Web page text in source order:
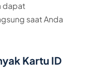
dapat
saat Anda
Kartu ID